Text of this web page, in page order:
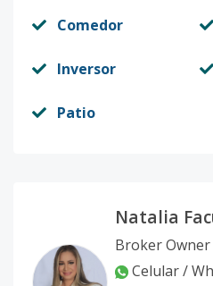
Comedor
Inversor
Patio
Natalia
Broker Owner
Celular /